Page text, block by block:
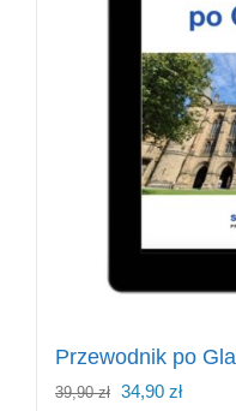
Przewodnik po
39,90zł Pierwotna
34,90 zł